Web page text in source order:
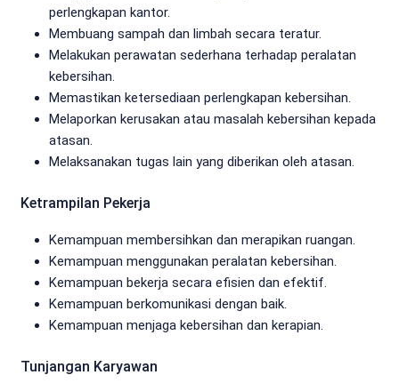
perlengkapan kantor.
Membuang sampah dan limbah secara teratur.
Melakukan perawatan sederhana terhadap peralatan
kebersihan.
Memastikan ketersediaan perlengkapan kebersihan.
Melaporkan kerusakan atau masalah kebersihan kepada
atasan.
Melaksanakan tugas lain yang diberikan oleh atasan.
Ketrampilan Pekerja
Kemampuan membersihkan dan merapikan ruangan.
Kemampuan menggunakan peralatan kebersihan.
Kemampuan bekerja secara efisien dan efektif.
Kemampuan berkomunikasi dengan baik.
Kemampuan menjaga kebersihan dan kerapian.
Tunjangan Karyawan